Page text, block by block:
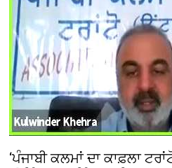
‘ਪੰਜਾਬੀ ਕਲਮਾਂ ਦਾ ਕਾਫ਼ਲਾ